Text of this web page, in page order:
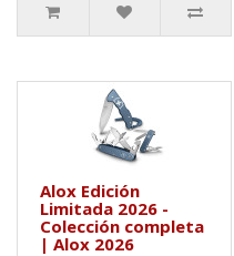
Alox Edición
Limitada 2026 -
Colección completa
| Alox 2026